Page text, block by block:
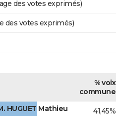
des votes exprimés)
des votes exprimés)
% voix
commune
HUGUET Mathieu 41,45%